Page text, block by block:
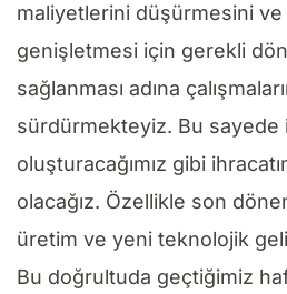
maliyetlerini düşürmesini
genişletmesi için gerekli
sağlanması adına
sürdürmekteyiz. Bu sayede
oluşturacağımız gibi
olacağız. Özellikle son
üretim ve yeni teknolojik
Bu doğrultuda geçtiğimiz